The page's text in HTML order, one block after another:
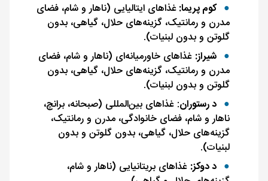
کوم پریما:غذاهای ایتالیایی (ناهار و شام، فضای
مدرن و رمانتیک، گزینه‌های حلال، گیاهی، بدون
گلوتن و بدون لبنیات).
شیراز: غذاهای خاورمیانه‌ای (ناهار و شام، فضای
مدرن و رمانتیک، گزینه‌های حلال، گیاهی، بدون
گلوتن و بدون لبنیات).
د رستوران: غذاهای بین‌المللی (صبحانه، برانچ،
ناهار و شام، فضای خانوادگی، مدرن و رمانتیک،
گزینه‌های حلال، گیاهی، بدون گلوتن و بدون
لبنیات).
د دوکز: غذاهای بریتانیایی (ناهار و شام،